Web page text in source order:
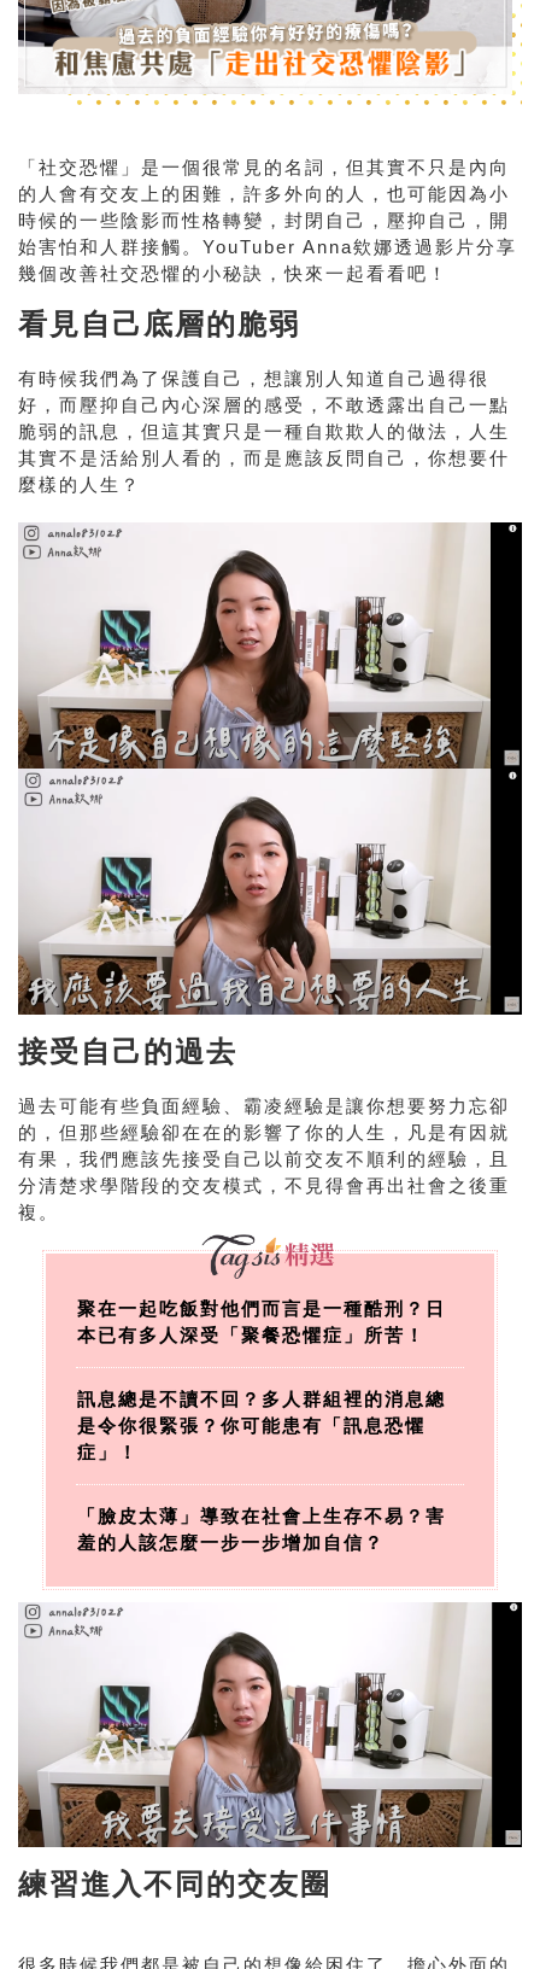
「社交恐懼」是一個很常見的名詞，但其實不只是內向
的人會有交友上的困難，許多外向的人，也可能因為小
時候的一些陰影而性格轉變，封閉自己，壓抑自己，開
始害怕和人群接觸。YouTuber Anna欸娜透過影片分享
幾個改善社交恐懼的小秘訣，快來一起看看吧！
看見自己底層的脆弱
有時候我們為了保護自己，想讓別人知道自己過得很
好，而壓抑自己內心深層的感受，不敢透露出自己一點
脆弱的訊息，但這其實只是一種自欺欺人的做法，人生
其實不是活給別人看的，而是應該反問自己，你想要什
麼樣的人生？
接受自己的過去
過去可能有些負面經驗、霸凌經驗是讓你想要努力忘卻
的，但那些經驗卻在在的影響了你的人生，凡是有因就
有果，我們應該先接受自己以前交友不順利的經驗，且
分清楚求學階段的交友模式，不見得會再出社會之後重
複。
聚在一起吃飯對他們而言是一種酷刑？日
本已有多人深受「聚餐恐懼症」所苦！
訊息總是不讀不回？多人群組裡的消息總
是令你很緊張？你可能患有「訊息恐懼
症」！
「臉皮太薄」導致在社會上生存不易？害
羞的人該怎麼一步一步增加自信？
練習進入不同的交友圈
很多時候我們都是被自己的想像給困住了，擔心外面的